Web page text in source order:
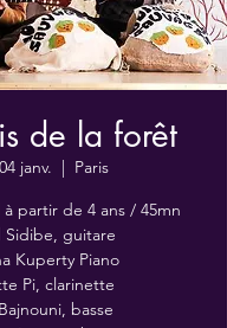
de la forêt
janv.
  |
Paris
partir de 4 ans / 45mn
Sidibe, guitare
Kuperty Piano
Pi, clarinette
basse